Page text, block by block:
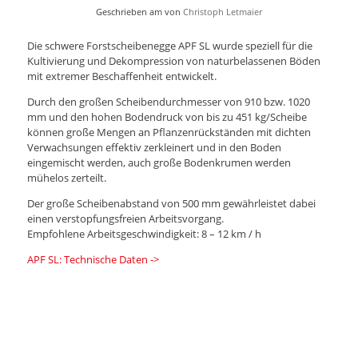
Geschrieben am von Christoph Letmaier
Die schwere Forstscheibenegge APF SL wurde speziell für die
Kultivierung und Dekompression von naturbelassenen Böden
mit extremer Beschaffenheit entwickelt.
Durch den großen Scheibendurchmesser von 910 bzw. 1020
mm und den hohen Bodendruck von bis zu 451 kg/Scheibe
können große Mengen an Pflanzenrückständen mit dichten
Verwachsungen effektiv zerkleinert und in den Boden
eingemischt werden, auch große Bodenkrumen werden
mühelos zerteilt.
Der große Scheibenabstand von 500 mm gewährleistet dabei
einen verstopfungsfreien Arbeitsvorgang.
Empfohlene Arbeitsgeschwindigkeit: 8 – 12 km / h
APF SL: Technische Daten ->